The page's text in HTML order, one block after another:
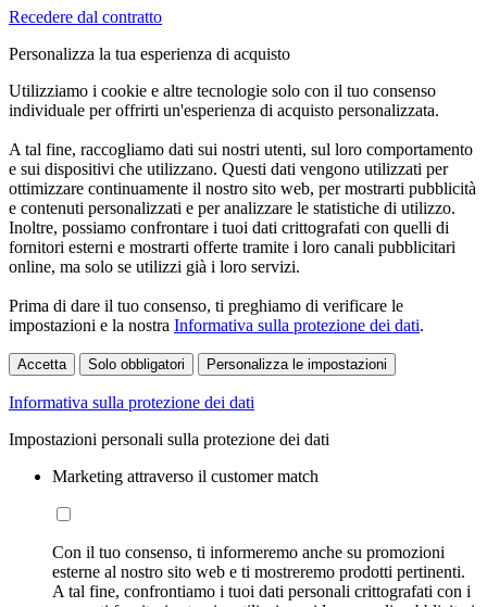
Recedere dal contratto
Personalizza la tua esperienza di acquisto
Utilizziamo i cookie e altre tecnologie solo con il tuo consenso
individuale per offrirti un'esperienza di acquisto personalizzata.
A tal fine, raccogliamo dati sui nostri utenti, sul loro comportamento
e sui dispositivi che utilizzano. Questi dati vengono utilizzati per
ottimizzare continuamente il nostro sito web, per mostrarti pubblicità
e contenuti personalizzati e per analizzare le statistiche di utilizzo.
Inoltre, possiamo confrontare i tuoi dati crittografati con quelli di
fornitori esterni e mostrarti offerte tramite i loro canali pubblicitari
online, ma solo se utilizzi già i loro servizi.
Prima di dare il tuo consenso, ti preghiamo di verificare le
impostazioni e la nostra Informativa sulla protezione dei dati.
Accetta Solo obbligatori Personalizza le impostazioni
Informativa sulla protezione dei dati
Impostazioni personali sulla protezione dei dati
Marketing attraverso il customer match
Con il tuo consenso, ti informeremo anche su promozioni
esterne al nostro sito web e ti mostreremo prodotti pertinenti.
A tal fine, confrontiamo i tuoi dati personali crittografati con i